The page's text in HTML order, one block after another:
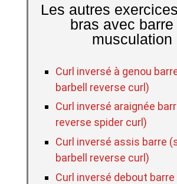
Les autres
bras avec barre
musculation
Curl inversé à genou
barbell reverse curl)
Curl inversé araignée
reverse spider curl)
Curl inversé assis barre
barbell reverse curl)
Curl inversé debout